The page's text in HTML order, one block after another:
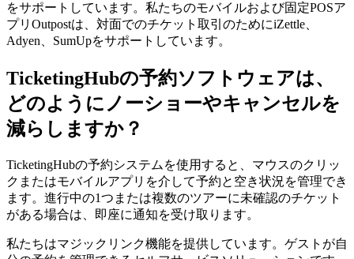
をサポートしています。私たちのモバイルおよび固定POSア
プリOutpostは、対面でのチケット取引のためにiZettle、
Adyen、SumUpをサポートしています。
TicketingHubの予約ソフトウェアは、
どのようにノーショーやキャンセルを
減らしますか？
TicketingHubの予約システムを使用すると、マウスのクリッ
クまたはモバイルアプリを介して予約と空き状況を管理でき
ます。進行中の1つまたは複数のツアーに未確認のチケット
がある場合は、即座に通知を受け取ります。
私たちはマジックリンク機能を提供しています。ゲストが自